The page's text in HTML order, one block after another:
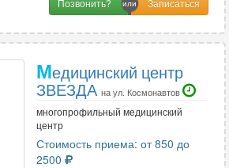
Позвонить?
Медицинский центр
ЗВЕЗДА на ул. Космонавтов
многопрофильный медицинский
центр
Стоимость приема: от 850 до
2500